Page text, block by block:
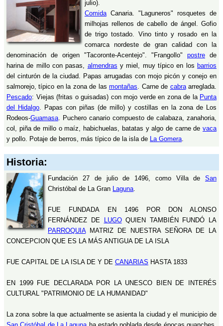
julio).
ComidaCanaria. "Laguneros" rosquetes de
milhojas rellenos de cabello de ángel. Gofio
de trigo tostado. Vino tinto y rosado en la
comarca nordeste de gran calidad con la
denominación de origen "Tacoronte-Acentejo". "Frangollo" postre de
harina de millo con pasas, almendras y miel, muy típico en los barrios
del cinturón de la ciudad. Papas arrugadas con mojo picón y conejo en
salmorejo, típico en la zona de lasmontañas. Carne de cabraarreglada.
Pescado: Viejas (fritas o guisadas) con mojo verde en zona de la Punta
del Hidalgo. Papas con piñas (de millo) y costillas en la zona de Los
Rodeos-Guamasa. Puchero canario compuesto de calabaza, zanahoria,
col, piña de millo o maíz, habichuelas, batatas y algo de carne de vaca
y pollo. Potaje de berros, más típico de la isla de La Gomera.
Historia:
Fundación 27 de julio de 1496, como Villa de San
Christóbal de La Gran Laguna.
FUE FUNDADA EN 1496 POR DON ALONSO
FERNÁNDEZ DE
LUGOQUIEN TAMBIÉN FUNDÓ LA
PARROQUIAMATRIZ DE NUESTRA SEÑORA DE LA
CONCEPCION QUE ES LA MÁS ANTIGUA DE LA ISLA
FUE CAPITAL DE LA ISLA DE Y DE CANARIAS HASTA 1833
EN 1999 FUE DECLARADA POR LA UNESCO BIEN DE INTERÉS
CULTURAL "PATRIMONIO DE LA HUMANIDAD"
La zona sobre la que actualmente se asienta la ciudad y el municipio de